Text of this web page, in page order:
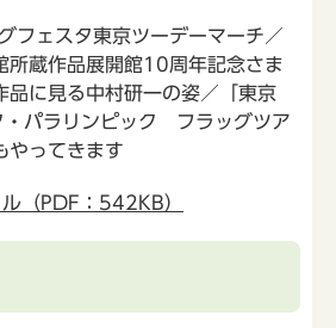
フェスタ東京ツーデーマーチ／
所蔵作品展開館10周年記念さま
に見る中村研一の姿／「東京
パラリンピック フラッグツア
やってきます
（PDF：542KB）